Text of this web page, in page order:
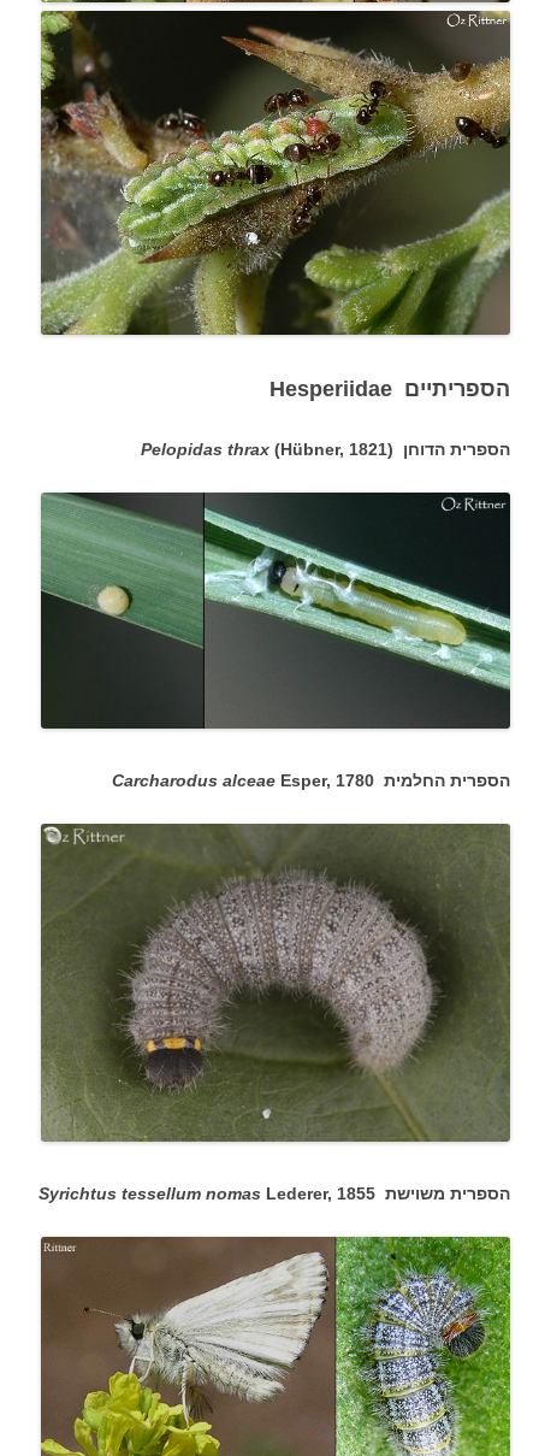
הספריתיים Hesperiidae
הספרית הדוחן ( Pelopidas thrax (Hübner, 1821
הספרית החלמית Carcharodus alceae Esper, 1780
הספרית משוישת Syrichtus tessellum nomas Lederer, 1855